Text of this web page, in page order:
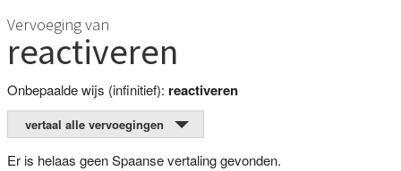
Vervoeging van
reactiveren
Onbepaalde wijs (infinitief): reactiveren
vertaal alle vervoegingen
Er is helaas geen Spaanse vertaling gevonden.